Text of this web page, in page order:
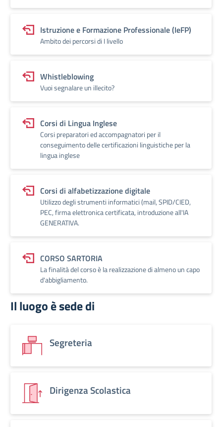
Istruzione e Formazione Professionale (IeFP)
Ambito dei percorsi di I livello
Whistleblowing
Vuoi segnalare un illecito?
Corsi di Lingua Inglese
Corsi preparatori ed accompagnatori per il
conseguimento delle certificazioni linguistiche per la
lingua inglese
Corsi di alfabetizzazione digitale
Utilizzo degli strumenti informatici (mail, SPID/CIED,
PEC, firma elettronica certificata, introduzione all'IA
GENERATIVA.
CORSO SARTORIA
La finalità del corso è la realizzazione di almeno un capo
d'abbigliamento.
Il luogo è sede di
Segreteria
Dirigenza Scolastica